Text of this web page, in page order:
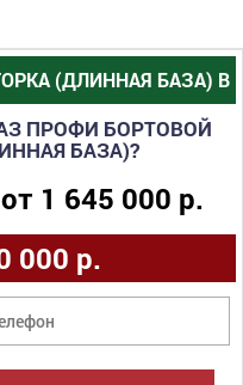
(ДЛИННАЯ БАЗА) В
ПРОФИ БОРТОВОЙ
БАЗА)?
от 1 645 000 р.
000 р.